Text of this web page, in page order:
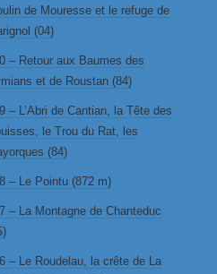
de Mouresse et le refuge de
(04)
– Retour aux Baumes des
et de Roustan (84)
– L’Abri de Cantian, la Tête des
le Trou du Rat, les
(84)
– Le Pointu (872 m)
– La Montagne de Chanteduc
– Le Roudelau, la crête de La